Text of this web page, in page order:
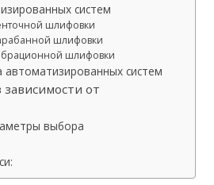
систем
шлифовки
шлифовки
шлифовки
систем
от
выбора